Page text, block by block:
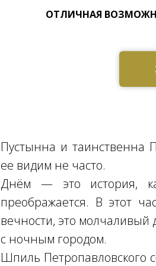
ОТЛИЧНАЯ
Пустынна и таинственна
ее видим не часто.
Днём — это история,
преображается. В этот
вечности, это молчаливый
с ночным городом.
Шпиль Петропавловского